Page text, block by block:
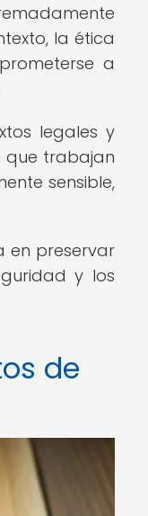
la ética
a
legales y
que trabajan
sensible,
en preservar
y los
de